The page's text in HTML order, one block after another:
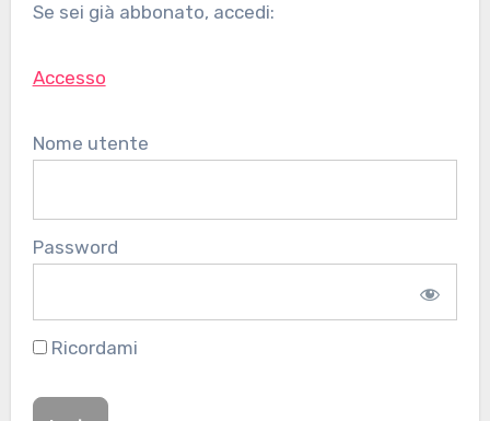
Se sei già abbonato, accedi:
Accesso
Nome utente
Password
Ricordami